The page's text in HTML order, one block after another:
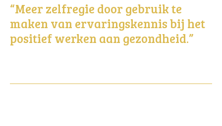
“Meer zelfregie door gebruik te
maken van ervaringskennis bij het
positief werken aan gezondheid.”